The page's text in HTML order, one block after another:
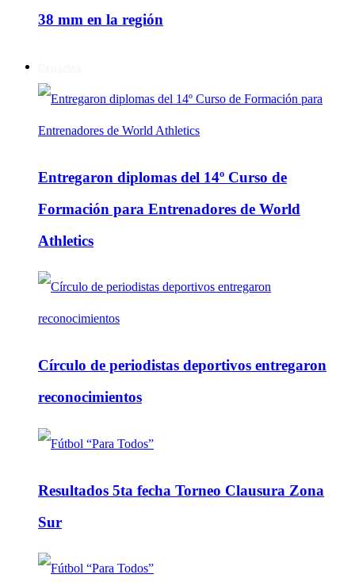
38 mm en la región
Entregaron diplomas del 14º Curso de
Formación para Entrenadores de World
Athletics
Círculo de periodistas deportivos entregaron
reconocimientos
Resultados 5ta fecha Torneo Clausura Zona
Sur